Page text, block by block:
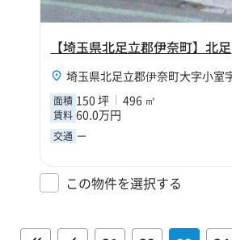
埼玉県北足立郡伊奈町大字小室
面積 150 坪 496 ㎡
賃料 60.0万円
交通 －
この物件を選択する